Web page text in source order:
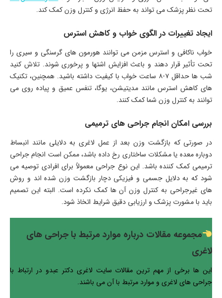
تحت نظر پزشک می تواند به حفظ انرژی و کنترل وزن کمک کند.
ایجاد تغییرات در الگوی خواب و کاهش استرس
خواب ناکافی و استرس مزمن می توانند هورمون های گرسنگی و سیری را
تحت تأثیر قرار دهند و باعث افزایش اشتها و پرخوری شوند. تلاش کنید
شب ها حداقل ۷-۸ ساعت خواب با کیفیت داشته باشید. همچنین، تکنیک
های کاهش استرس مانند مدیتیشن، یوگا، تنفس عمیق و پیاده روی می
توانند به کنترل وزن شما کمک کنند.
بررسی امکان انجام جراحی های ترمیمی
در صورتی که بازگشت وزن بعد از عمل لاغری به دلایلی مانند انبساط
دوباره معده یا مشکلات ساختاری رخ داده باشد، ممکن است انجام جراحی
ترمیمی کمک کننده باشد. این نوع جراحی معمولاً برای افرادی توصیه می
شود که به دلایل جسمی و فیزیکی دچار بازگشت وزن شده اند و روش
های غیرجراحی به کنترل وزن آن ها کمک نکرده است. البته این تصمیم
باید با مشورت پزشک و ارزیابی دقیق شرایط اتخاذ شود.
مجموعه مقالات درباره موارد مرتبط با جراحی های
لاغری
این ها برخی از مهم ترین مقالات سایت لاغری دکتر عبدو در ارتباط با
جراحی های لاغری و موارد مرتبط با آن می باشند.